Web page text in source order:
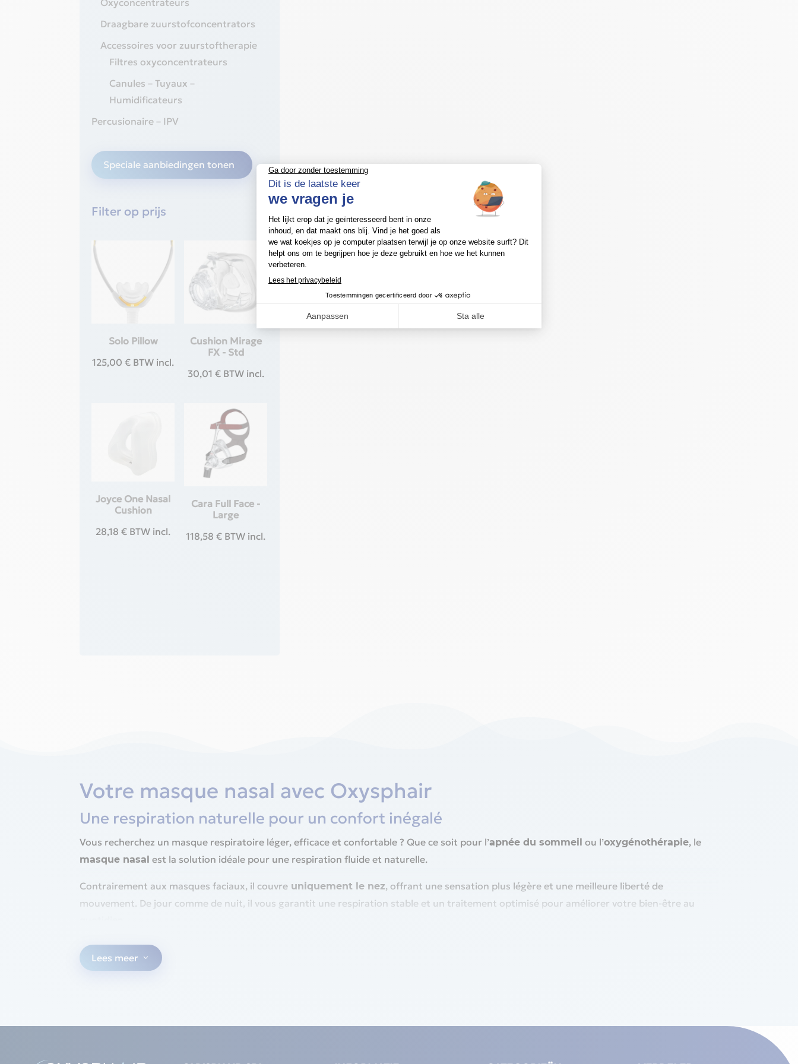
Oxyconcentrateurs
Draagbare zuurstofconcentrators
Accessoires voor zuurstoftherapie
Filtres oxyconcentrateurs
Canules – Tuyaux –
Humidificateurs
Percusionaire – IPV
Speciale aanbiedingen tonen
Filter op prijs
Solo Pillow
125,00€ BTW incl.
Cushion Mirage
FX - Std
30,01 € BTW incl.
Joyce One Nasal
Cushion
28,18€ BTW incl.
Cara Full Face -
Large
118,58€ BTW incl.
Votre masque nasal avec Oxysphair
Une respiration naturelle pour un confort inégalé
Vous recherchez un masque respiratoire léger, efficace et confortable ? Que ce soit pour l’apnée du sommeil ou l’oxygénothérapie, le
masque nasal est la solution idéale pour une respiration fluide et naturelle.
Contrairement aux masques faciaux, il couvre uniquement le nez, offrant une sensation plus légère et une meilleure liberté de
mouvement. De jour comme de nuit, il vous garantit une respiration stable et un traitement optimisé pour améliorer votre bien-être au
Pourquoi choisir un masque nasal ?
Un sommeil paisible
Lees meer 3